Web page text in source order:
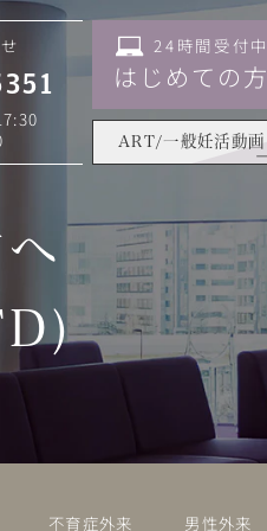
24時間受付中
はじめての方
ART/一般妊活動画
不育症外来 男性外来